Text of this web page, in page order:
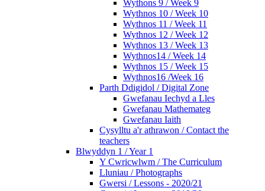
Wythons 9 / Week 9
Wythnos 10 / Week 10
Wythnos 11 / Week 11
Wythnos 12 / Week 12
Wythnos 13 / Week 13
Wythnos14 / Week 14
Wythnos 15 / Week 15
Wythnos16 /Week 16
Parth Ddigidol / Digital Zone
Gwefanau Iechyd a Lles
Gwefanau Mathemateg
Gwefanau Iaith
Cysylltu a'r athrawon / Contact the
teachers
Blwyddyn 1 / Year 1
Y Cwricwlwm / The Curriculum
Lluniau / Photographs
Gwersi / Lessons - 2020/21